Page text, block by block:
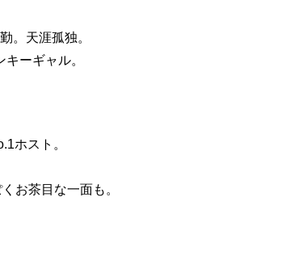
。天涯孤独。
ーギャル。
ホスト。
お茶目な一面も。